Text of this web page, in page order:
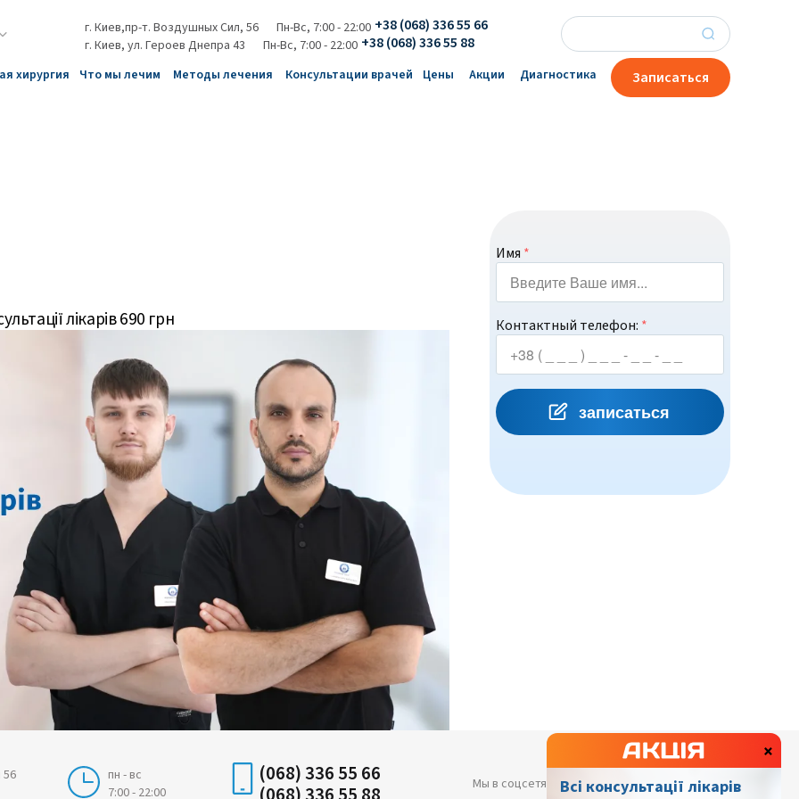
г. Киев,пр-т. Воздушных Сил, 56 Пн-Вс, 7:00 - 22:00 +38 (068) 336 55 66
г. Киев, ул. Героев Днепра 43 Пн-Вс, 7:00 - 22:00 +38 (068) 336 55 88
хирургия Что мы лечим Методы лечения Консультации врачей Цены Акции Диагностика Записаться
лікарів 690 грн
Имя *
Контактный телефон: *
пн - вс
7:00 - 22:00
(068) 336 55 66
Мы в соцсетях Всі консультації лікарів
×